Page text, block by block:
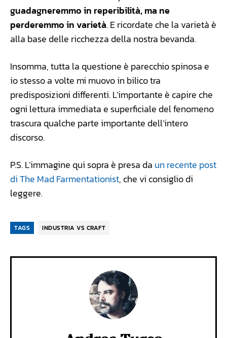
guadagneremmo in reperibilità, ma ne
perderemmo in varietà. E ricordate che la varietà è
alla base delle ricchezza della nostra bevanda.
Insomma, tutta la questione è parecchio spinosa e
io stesso a volte mi muovo in bilico tra
predisposizioni differenti. L’importante è capire che
ogni lettura immediata e superficiale del fenomeno
trascura qualche parte importante dell’intero
discorso.
P.S. L’immagine qui sopra è presa da un recente post
di The Mad Farmentationist, che vi consiglio di
leggere.
TAGS INDUSTRIA VS CRAFT